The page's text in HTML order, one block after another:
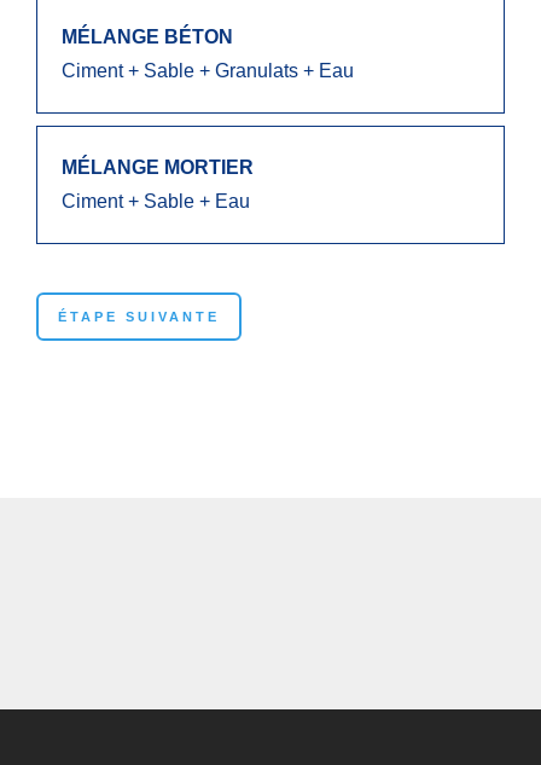
MÉLANGE BÉTON
Ciment + Sable + Granulats + Eau
MÉLANGE MORTIER
Ciment + Sable + Eau
ÉTAPE SUIVANTE